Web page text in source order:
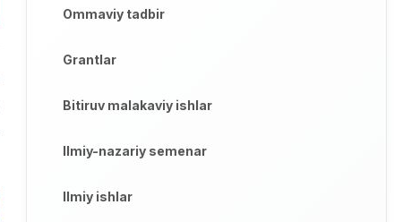
Ommaviy tadbir
Grantlar
Bitiruv malakaviy ishlar
Ilmiy-nazariy semenar
Ilmiy ishlar